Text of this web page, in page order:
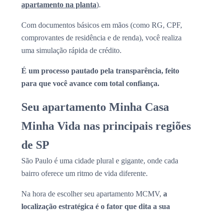
apartamento na planta).
Com documentos básicos em mãos (como RG, CPF,
comprovantes de residência e de renda), você realiza
uma simulação rápida de crédito.
É um processo pautado pela transparência, feito
para que você avance com total confiança.
Seu apartamento Minha Casa
Minha Vida nas principais regiões
de SP
São Paulo é uma cidade plural e gigante, onde cada
bairro oferece um ritmo de vida diferente.
Na hora de escolher seu apartamento MCMV, a
localização estratégica é o fator que dita a sua